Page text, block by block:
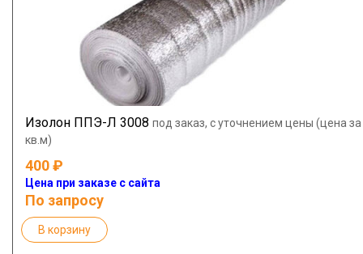
Изолон ППЭ-Л 3008 под заказ, с уточнением цены (цена за
кв.м)
400
Цена при заказе с сайта
В корзину
По запросу